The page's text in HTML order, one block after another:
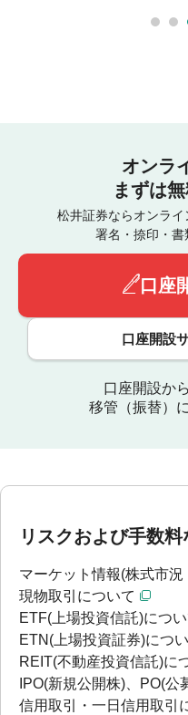
オンラ
まずは
松井証券ならオンライ
署名・捺印・書
口座
口座開設
口座開設か
移管（振替）
リスクおよび手数
マーケット情報(株式市
現物取引について
ETF(上場投資信託)につ
ETN(上場投資証券)につ
REIT(不動産投資信託)に
IPO(新規公開株)、PO(公
信用取引・一日信用取引